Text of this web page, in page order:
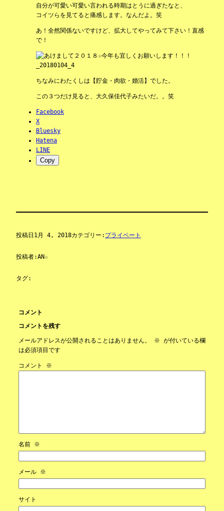
自分が可愛い可愛い言われる時期はとうに過ぎたなと、
コイツらを見てると痛感します。なんだよ。笑
あ！全然関係ないですけど、拡大してやってみて下さい！直感
で！
ちなみにわたくしは【貯金・肉欲・婚活】でした。
この３つだけ見ると、大久保佳代子みたいだ。。笑
Facebook
X
Bluesky
Hatena
LINE
Copy
投稿日 1月 4, 2018カテゴリー: プライベート
投稿者:AN☆
タグ:
コメント
コメントを残す
メールアドレスが公開されることはありません。 ※ が付いている欄
は必須項目です
コメント ※
名前 ※
メール ※
サイト